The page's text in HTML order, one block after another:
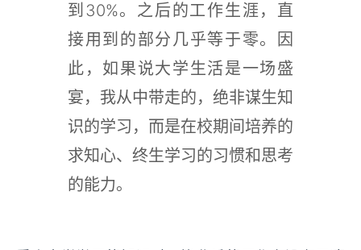
到30%。之后的工作生涯，直
接用到的部分几乎等于零。因
此，如果说大学生活是一场盛
宴，我从中带走的，绝非谋生知
识的学习，而是在校期间培养的
求知心、终生学习的习惯和思考
的能力。